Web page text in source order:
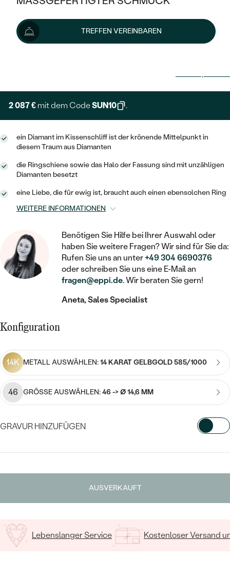
KLASSISCH
V-FORM
VINTAGE
AUSSERGEWÖHNLICHE
VON HAND GRAVIERTE
MIT FÜLLUNG
IM SET
Meistverkaufte
Eheringe
MIT MEHREREN DIAMANTEN
HALO
VINTAGE
AUSSERGEWÖHNLICH
GESTALTE EINEN RING
WÄHLE EINEN RING
LAB GROWN DIAMANTEN ZUM
EINFASSEN
FARBIGE DIAMANTEN ZUM EINFASSEN
MIT DIAMANT
MIT LAB GROWN DIAMANT
MIT MOISSANIT
MIT EDELSTEIN
GOLD
AUSVERKAUF
WENN SCHMUCK HILFT
OHRRINGE
RINGE
ANHÄNGER / KETTEN
ARMBÄNDER
SCHMUCKSET
SCHMUCK FÜR KINDER
BROSCHEN
SCHMUCKZUBEHÖR
NACH MATERIAL
GOLD
SILBER
PLATIN
DIAMANTSCHMUCK
SCHMUCK MIT LAB GROWN
PERLENSCHMUCK
PLATIN
OHRSTECKER
MINIMALISTISCHE
OHRHÄNGER
SOLITÄR
HERZ
KINDER
PIERCINGS
PERLENOHRRINGE
NACH PREIS
PREISWERTE
GOLD
SILBER
NACH STYL
SOLITÄR
ZUR GEBURT EINES KINDES
PERSONALISIERT
MIT STERNZEICHEN
MEDAILLON
KETTEN
HERZKETTEN
MIT TIEREN
NACH EDELSTEIN
MIT DIAMANT
MIT EDELSTEIN
PERLENKETTEN
LUXURIÖSE
AUSVERKAUF
SILBER
MINIMALISTISCHE
STATEMENT
SIEGELRINGE
PERSONALISIERT
MIT DIAMANT
MIT EDELSTEIN
PERLENRINGE
TREFFEN VEREINBAREN
2 319 €
2 087 € mit dem CodeSUN10 .
ein Diamant im Kissenschliff ist der krönende Mittelpunkt in
diesem Traum aus Diamanten
die Ringschiene sowie das Halo der Fassung sind mit unzähligen
Diamanten besetzt
eine Liebe, die für ewig ist, braucht auch einen ebensolchen Ring
WEITERE INFORMATIONEN
Benötigen Sie Hilfe bei Ihrer Auswahl oder
haben Sie weitere Fragen? Wir sind für Sie da:
Rufen Sie uns an unter+49 304 6690376
oder schreiben Sie uns eine E-Mail an
fragen@eppi.de. Wir beraten Sie gern!
Aneta, Sales Specialist
Konfiguration
14K METALL AUSWÄHLEN:14 KARAT GELBGOLD 585/1000
46 GRÖSSE AUSWÄHLEN:46 -> Ø 14,6 MM
GRAVUR HINZUFÜGEN
AUSVERKAUFT
Lebenslanger Service Kostenloser Versand